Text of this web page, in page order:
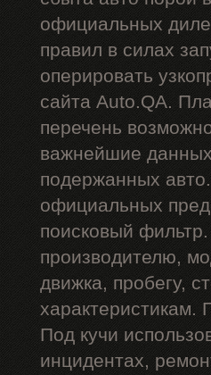
официальных
правил в силах
оперировать
сайта Auto.QA.
перечень
важнейшие
подержанных
официальных
поисковый
производителю,
движка, пробегу,
характеристикам.
Под кучи
инцидентах,